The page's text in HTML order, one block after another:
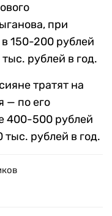
при
150-200 рублей
рублей в год.
тратят на
— по его
400-500 рублей
рублей в год.